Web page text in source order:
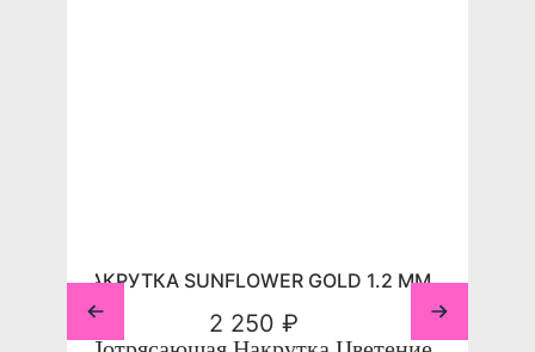
НАКРУТКА SUNFLOWER GOLD 1.2 ММ
2 250 ₽